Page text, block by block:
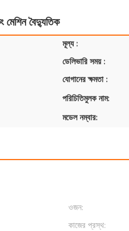
মেশিন বৈদ্যুতিক
মূল্য :
ডেলিভারি সময় :
যোগানের ক্ষমতা :
পরিচিতিমুলক নাম:
মডেল নম্বার:
ওজন:
কাজের প্রস্থ: